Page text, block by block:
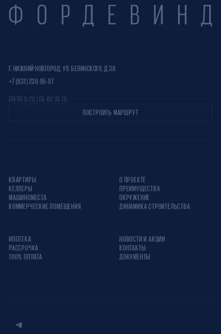
Г. НИЖНИЙ НОВГОРОД, УЛ. БЕЛИНСКОГО, Д.38
+7 (831) 238-95-97
ПН-ПТ 9-20 | СБ-ВС 10-16
ПОСТРОИТЬ МАРШРУТ
КВАРТИРЫ
КЕЛЛЕРЫ
МАШИНОМЕСТА
КОММЕРЧЕСКИЕ ПОМЕЩЕНИЯ
О ПРОЕКТЕ
ПРЕИМУЩЕСТВА
ОКРУЖЕНИЕ
ДИНАМИКА СТРОИТЕЛЬСТВА
ИПОТЕКА
РАССРОЧКА
100% ОПЛАТА
НОВОСТИ И АКЦИИ
КОНТАКТЫ
ДОКУМЕНТЫ